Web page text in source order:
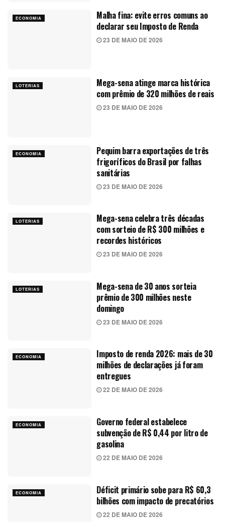
ECONOMIA
Malha fina: evite erros comuns ao
declarar seu Imposto de Renda
23 DE MAIO DE 2026
LOTERIAS
Mega-sena atinge marca histórica
com prêmio de 320 milhões de reais
23 DE MAIO DE 2026
ECONOMIA
Pequim barra exportações de três
frigoríficos do Brasil por falhas
sanitárias
23 DE MAIO DE 2026
LOTERIAS
Mega-sena celebra três décadas
com sorteio de R$ 300 milhões e
recordes históricos
23 DE MAIO DE 2026
LOTERIAS
Mega-sena de 30 anos sorteia
prêmio de 300 milhões neste
domingo
23 DE MAIO DE 2026
ECONOMIA
Imposto de renda 2026: mais de 30
milhões de declarações já foram
entregues
22 DE MAIO DE 2026
ECONOMIA
Governo federal estabelece
subvenção de R$ 0,44 por litro de
gasolina
22 DE MAIO DE 2026
ECONOMIA
Déficit primário sobe para R$ 60,3
bilhões com impacto de precatórios
22 DE MAIO DE 2026